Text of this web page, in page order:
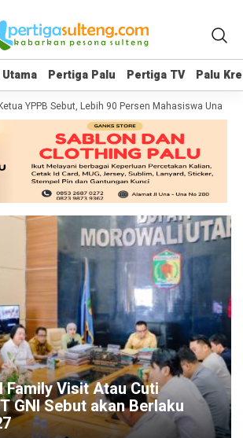
Pertiga Palu Pertiga TV Palu
Pertiga Palu Pertiga TV Palu
YPPB Sebut, Lebih 90 Persen Mahasiswa
Visit Atau Cuti
GNI Sebut akan Berlaku